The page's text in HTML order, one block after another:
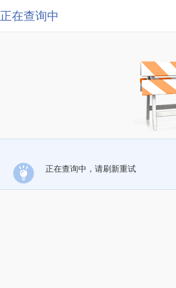
正在查询中
正在查询中，请刷新重试